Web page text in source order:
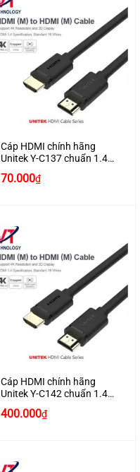
Cáp HDMI chính hãng
Unitek Y-C137 chuẩn 1.4
cao cấp
70.000₫
Cáp HDMI chính hãng
Unitek Y-C142 chuẩn 1.4
dài 10M hỗ trợ 3D , 4K*2K
cao cấp
400.000₫